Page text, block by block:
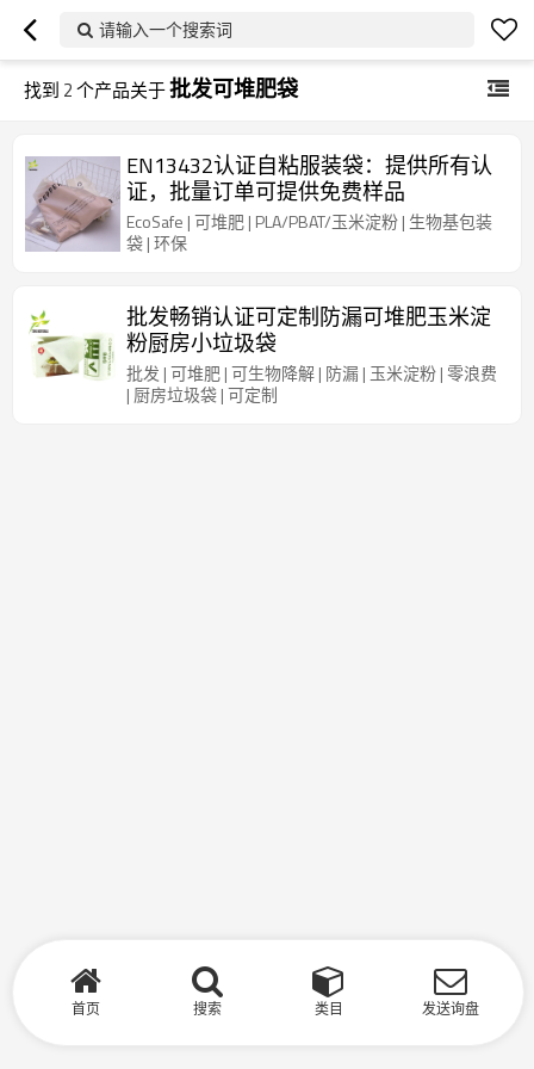
请输入一个搜索词
找到 2个产品关于批发可堆肥袋
EN13432认证自粘服装袋：提供所有认
证，批量订单可提供免费样品
EcoSafe | 可堆肥 | PLA/PBAT/玉米淀粉 | 生物基包装
袋 | 环保
批发畅销认证可定制防漏可堆肥玉米淀
粉厨房小垃圾袋
批发 | 可堆肥 | 可生物降解 | 防漏 | 玉米淀粉 | 零浪费
| 厨房垃圾袋 | 可定制
首页 搜索 类目 发送询盘